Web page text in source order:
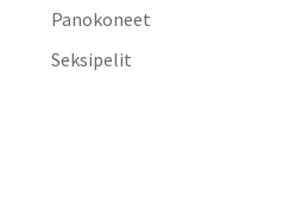
Panokoneet
Seksipelit